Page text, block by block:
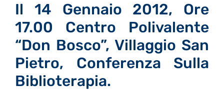
Il 14 Gennaio 2012, Ore
17.00 Centro Polivalente
“Don Bosco”, Villaggio San
Pietro, Conferenza Sulla
Biblioterapia.